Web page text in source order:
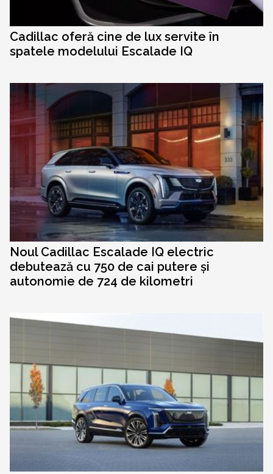
Cadillac oferă cine de lux servite în
spatele modelului Escalade IQ
Noul Cadillac Escalade IQ electric
debutează cu 750 de cai putere și
autonomie de 724 de kilometri